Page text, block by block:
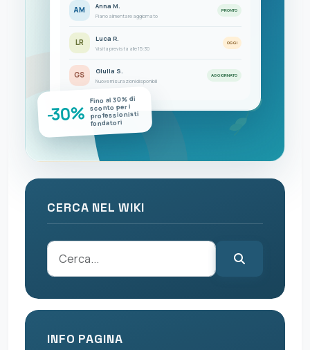
AM Anna M.
Piano alimentare aggiornato
PRONTO
LR Luca R.
Visita prevista alle 15:30
OGGI
GS Giulia S.
Nuove misurazioni disponibili
AGGIORNATO
-30%
Fino al 30% di
sconto per i
professionisti
fondatori
CERCA NEL WIKI
INFO PAGINA